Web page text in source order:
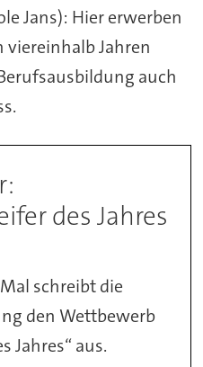
Jans): Hier erwerben
Jahren
auch
des Jahres
schreibt die
den Wettbewerb
Jahres“ aus.